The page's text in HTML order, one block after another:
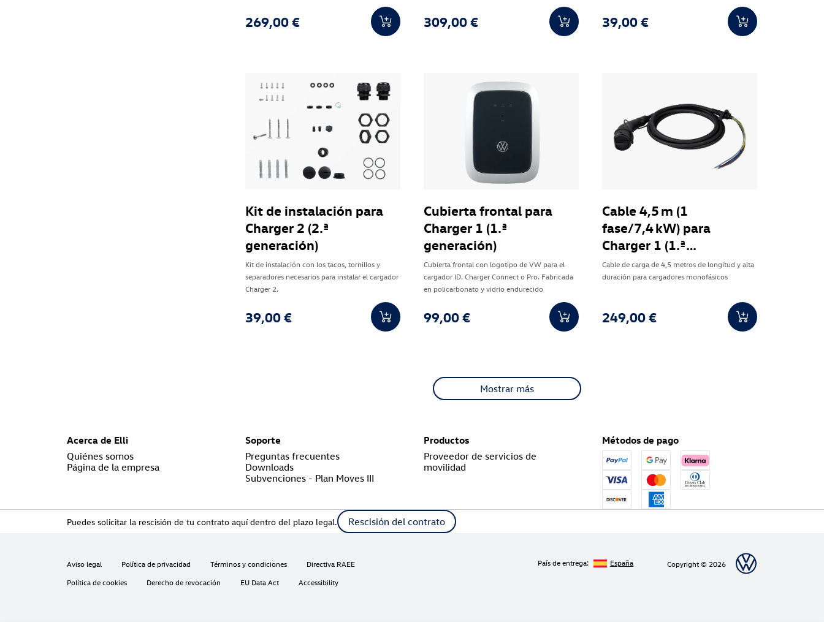
269,00 € 309,00 € 39,00 €
Kit de instalación para
Charger 2 (2.ª
generación)
Kit de instalación con los tacos, tornillos y
separadores necesarios para instalar el cargador
Charger 2.
39,00 €
Cubierta frontal para
Charger 1 (1.ª
generación)
Cubierta frontal con logotipo de VW para el
cargador ID. Charger Connect o Pro. Fabricada
en policarbonato y vidrio endurecido
99,00 €
Cable 4,5 m (1
fase/7,4 kW) para
Charger 1 (1.ª
generación)
Cable de carga de 4,5 metros de longitud y alta
duración para cargadores monofásicos
249,00 €
Mostrar más
Acerca de Elli
Quiénes somos
Página de la empresa
Soporte
Preguntas frecuentes
Downloads
Subvenciones - Plan Moves III
Productos
Proveedor de servicios de
movilidad
Métodos de pago
Puedes solicitar la rescisión de tu contrato aquí dentro del plazo legal. Rescisión del contrato
Aviso legal Política de privacidad Términos y condiciones
Directiva RAEE
Política de cookies
Derecho de revocación EU Data Act Accessibility
País de entrega: España Copyright © 2026